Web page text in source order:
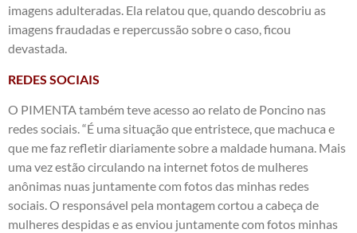
imagens adulteradas. Ela relatou que, quando descobriu as
imagens fraudadas e repercussão sobre o caso, ficou
devastada.
REDES SOCIAIS
O PIMENTA também teve acesso ao relato de Poncino nas
redes sociais. “É uma situação que entristece, que machuca e
que me faz refletir diariamente sobre a maldade humana. Mais
uma vez estão circulando na internet fotos de mulheres
anônimas nuas juntamente com fotos das minhas redes
sociais. O responsável pela montagem cortou a cabeça de
mulheres despidas e as enviou juntamente com fotos minhas